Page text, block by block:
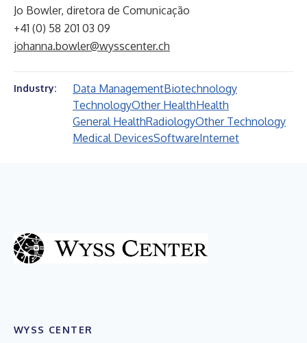
Jo Bowler, diretora de Comunicação
+41 (0) 58 201 03 09
johanna.bowler@wysscenter.ch
Industry: Data ManagementBiotechnology
TechnologyOther HealthHealth
General HealthRadiologyOther Technology
Medical DevicesSoftwareInternet
WYSS CENTER